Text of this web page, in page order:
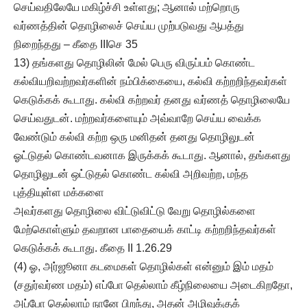
செய்வதிலேயே மகிழ்ச்சி உள்ளது; ஆனால் மற்றொரு
வர்ணத்தின் தொழிலைச் செய்ய முற்படுவது ஆபத்து
நிறைந்தது – கீதை IIIசெ 35
13) தங்களது தொழிலின் மேல் பெரு விருப்பம் கொண்ட
கல்வியறிவற்றவர்களின் நம்பிக்கையை, கல்வி கற்றறிந்தவர்கள்
கெடுக்கக் கூடாது. கல்வி கற்றவர் தனது வர்ணத் தொழிலையே
செய்வதுடன். மற்றவர்களையும் அவ்வாறே செய்ய வைக்க
வேண்டும் கல்வி கற்ற ஒரு மனிதன் தனது தொழிலுடன்
ஓட்டுதல் கொண்டவனாக இருக்கக் கூடாது. ஆனால், தங்களது
தொழிலுடன் ஒட்டுதல் கொண்ட கல்வி அறிவற்ற, மந்த
புத்தியுள்ள மக்களை
அவர்களது தொழிலை விட்டுவிட்டு வேறு தொழில்களை
மேற்கொள்ளும் தவறான பாதையைக் காட்டி கற்றறிந்தவர்கள்
கெடுக்கக் கூடாது. கீதை II 1.26.29
(4) ஓ, அர்ஜூனா கடமைகள் தொழில்கள் என்னும் இம் மதம்
(சதுர்வர்ண மதம்) எப்போ தெல்லாம் கீழ்நிலையை அடைகிறதோ,
அப்போ தெல்லாம் நானே பிறந்து, அதன் அழிவுக்குக்